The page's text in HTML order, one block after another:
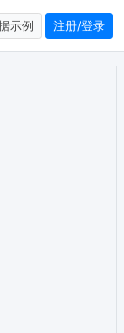
示例 注册/登录